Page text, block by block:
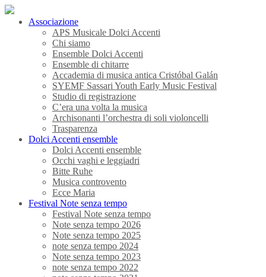
Associazione
APS Musicale Dolci Accenti
Chi siamo
Ensemble Dolci Accenti
Ensemble di chitarre
Accademia di musica antica Cristóbal Galán
SYEMF Sassari Youth Early Music Festival
Studio di registrazione
C’era una volta la musica
Archisonanti l’orchestra di soli violoncelli
Trasparenza
Dolci Accenti ensemble
Dolci Accenti ensemble
Occhi vaghi e leggiadri
Bitte Ruhe
Musica controvento
Ecce Maria
Festival Note senza tempo
Festival Note senza tempo
Note senza tempo 2026
Note senza tempo 2025
note senza tempo 2024
Note senza tempo 2023
note senza tempo 2022